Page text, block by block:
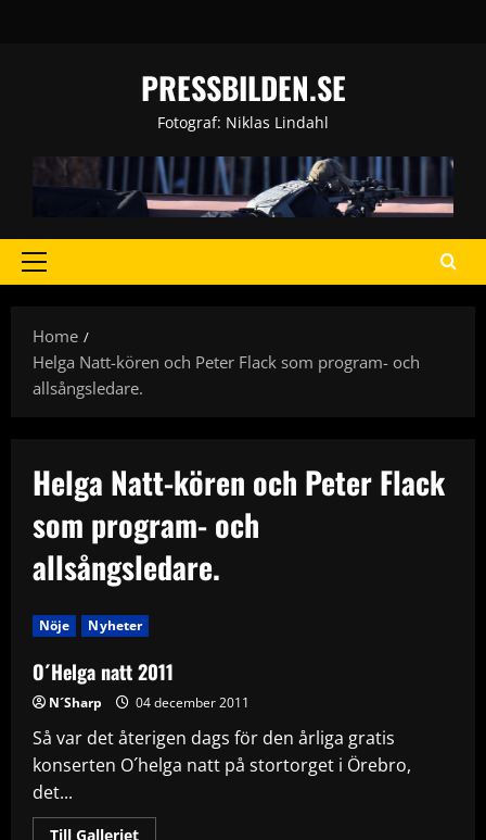
PRESSBILDEN.SE
Fotograf: Niklas Lindahl
Primary
Home
Helga Natt-kören och Peter Flack som program- och
allsångsledare.
Helga Natt-kören och Peter Flack
som program- och
allsångsledare.
Nöje Nyheter
O´Helga natt 2011
N´Sharp 04 december 2011
Så var det återigen dags för den årliga gratis
konserten O´helga natt på stortorget i Örebro,
det...
Till GallerietRead